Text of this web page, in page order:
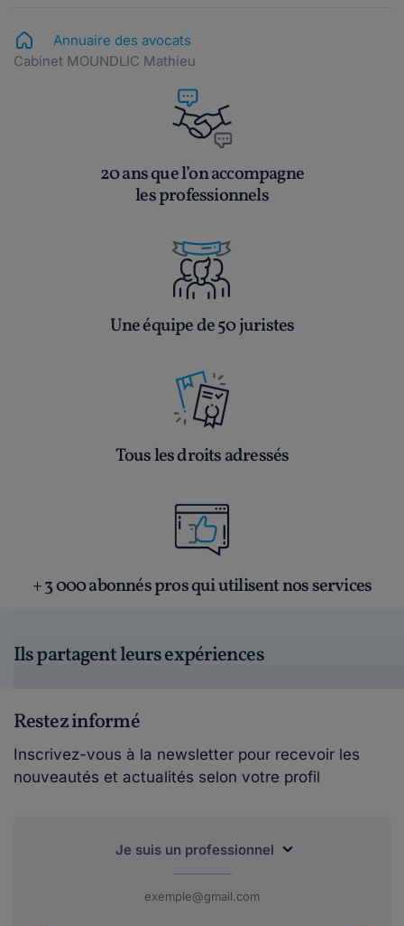
Annuaire des avocats
Cabinet MOUNDLIC Mathieu
20 ans que l’on accompagne
les professionnels
Une équipe de 50 juristes
Tous les droits adressés
+ 3 000 abonnés pros qui utilisent nos services
Ils partagent leurs expériences
Restez informé
Inscrivez-vous à la newsletter pour recevoir les
nouveautés et actualités selon votre profil